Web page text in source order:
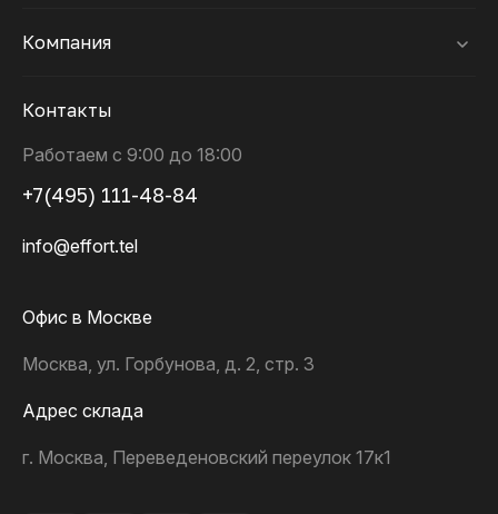
Компания
Контакты
Работаем с 9:00 до 18:00
+7(495) 111-48-84
info@effort.tel
Офис в Москве
Москва, ул. Горбунова, д. 2, стр. 3
Адрес склада
г. Москва, Переведеновский переулок 17к1